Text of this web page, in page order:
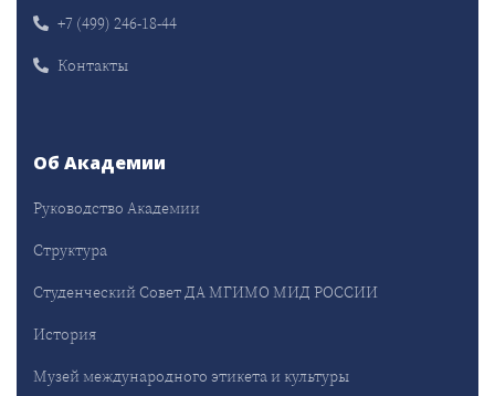
+7 (499) 246-18-44
Контакты
Об Академии
Руководство Академии
Структура
Студенческий Совет ДА МГИМО МИД РОССИИ
История
Музей международного этикета и культуры